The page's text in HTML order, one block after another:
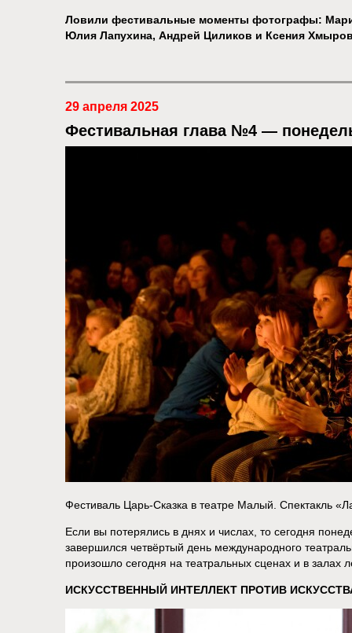
Ловили фестивальные моменты фотографы:
Юлия Лапухина, Андрей Циликов и Ксения
29 апреля 2025
Фестивальная глава №4 —
Фестиваль Царь-Сказка в театре Малый. Спектакль
Если вы потерялись в днях и числах, то сегодня
завершился четвёртый день международного
произошло сегодня на театральных сценах и в залах
ИСКУССТВЕННЫЙ ИНТЕЛЛЕКТ ПРОТИВ